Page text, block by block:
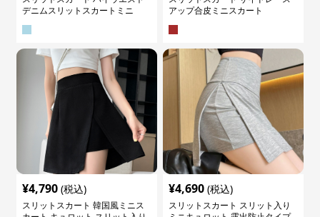
デニムスリットスカートミニ
アップ合皮ミニスカート
¥4,790 (税込)
スリットスカート 韓国風ミニス
¥4,690 (税込)
スリットスカート スリット入り